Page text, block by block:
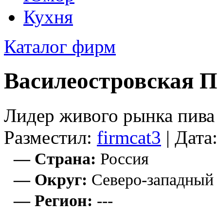
Кухня
Каталог фирм
Василеостровская
Лидер живого рынка пива
Разместил: firmcat3 |
— Страна: Россия
— Округ: Северо-
— Регион: ---